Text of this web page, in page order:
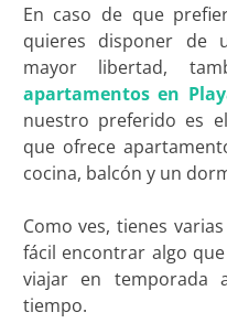
En caso de que
quieres disponer de
mayor libertad,
apartamentos en
nuestro preferido es el
que ofrece
cocina, balcón y un
Como ves, tienes
fácil encontrar algo
viajar en temporada
tiempo.